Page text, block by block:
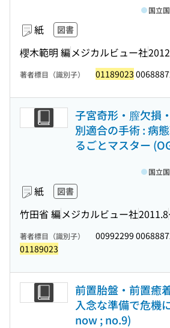
紙 図書
櫻木範明 編 メジカルビュー社
国立
著者標目（識別子） 01189023
子宮奇形・膣欠損
別適合の手術 : 病
るごとマスター
紙 図書
竹田省 編 メジカルビュー社2011.8
国立
著者標目（識別子）
00992299
01189023
前置胎盤・前置癒
入念な準備で危機
now ; no.9)